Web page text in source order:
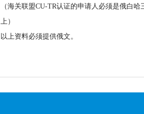
（海关联盟CU-TR认证的申请人必须是俄白
上）
以上资料必须提供俄文。